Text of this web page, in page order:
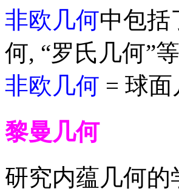
非欧几何中包括
何, “罗氏几何”等
非欧几何 = 球
黎曼几何
研究内蕴几何的